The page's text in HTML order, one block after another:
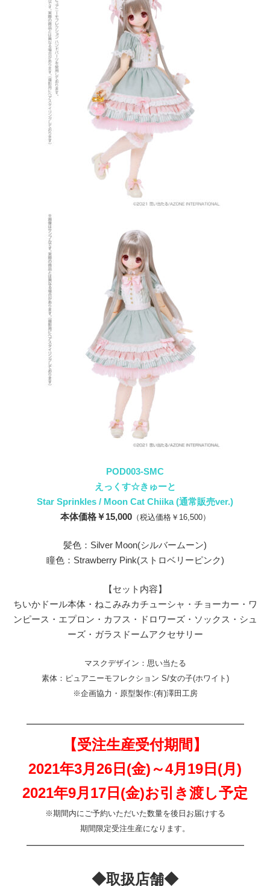
POD003-SMC
えっくす☆きゅーと
Star Sprinkles / Moon Cat Chiika (通常販売ver.)
本体価格￥15,000（税込価格￥16,500）
髪色：Silver Moon(シルバームーン)
瞳色：Strawberry Pink(ストロベリーピンク)
【セット内容】
ちいかドール本体・ねこみみカチューシャ・チョーカー・ワ
ンピース・エプロン・カフス・ドロワーズ・ソックス・シュ
ーズ・ガラスドームアクセサリー
マスクデザイン：思い当たる
素体：ピュアニーモフレクション S/女の子(ホワイト)
※企画協力・原型製作:(有)澤田工房
———————————————————
【受注生産受付期間】
2021年3月26日(金)～4月19日(月)
2021年9月17日(金)お引き渡し予定
※期間内にご予約いただいた数量を後日お届けする
期間限定受注生産になります。
———————————————————
◆取扱店舗◆